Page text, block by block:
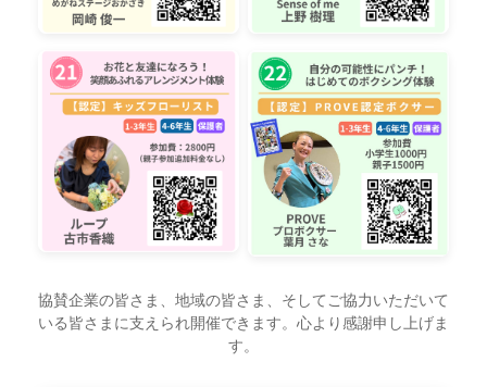
協賛企業の皆さま、地域の皆さま、そしてご協力いただいて
いる皆さまに支えられ開催できます。心より感謝申し上げま
す。